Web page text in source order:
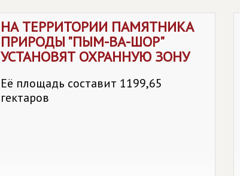
НА ТЕРРИТОРИИ ПАМЯТНИКА
ПРИРОДЫ "ПЫМ-ВА-ШОР"
УСТАНОВЯТ ОХРАННУЮ ЗОНУ
Её площадь составит 1199,65
гектаров